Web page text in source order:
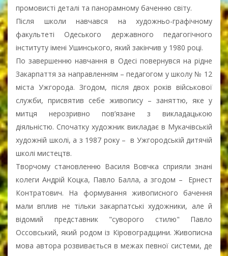
промовисті деталі та панорамному баченню світу.
Після школи навчався на художньо-графічному
факультеті Одеського державного педагогічного
інституту імені Ушинського, який закінчив у 1980 році.
По завершенню навчання в Одесі повернувся на рідне
Закарпаття за направленням – педагогом у школу № 12
міста Ужгорода. Згодом, після двох років військової
служби, присвятив себе живопису – заняттю, яке у
митця нерозривно пов’язане з викладацькою
діяльністю. Спочатку художник викладає в Мукачівській
художній школі, а з 1987 року – в Ужгородській дитячій
школі мистецтв.
Творчому становленню Василя Вовчка сприяли знані
колеги Андрій Коцка, Павло Балла, а згодом – Ернест
Контратович. На формування живописного бачення
мали вплив не тільки закарпатські художники, але й
відомий представник "суворого стилю" Павло
Оссовський, який родом із Кіровоградщини. Живописна
мова автора розвивається в межах певної системи, де